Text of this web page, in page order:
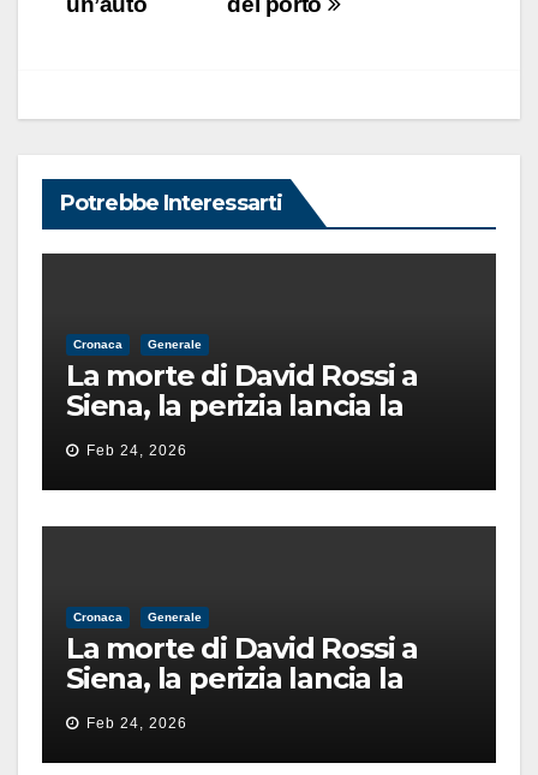
Potrebbe Interessarti
Cronaca Generale
La morte di David Rossi a
Siena, la perizia lancia la
pista di un’intimidazione
finita male
Feb 24, 2026
Cronaca Generale
La morte di David Rossi a
Siena, la perizia lancia la
pista di un’intimidazione
finita male
Feb 24, 2026